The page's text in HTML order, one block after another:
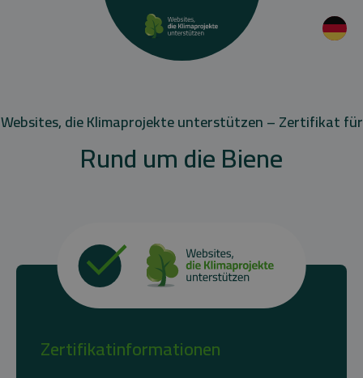
Websites, die Klimaprojekte unterstützen – Zertifikat für
Rund um die Biene
Zertifikatinformationen